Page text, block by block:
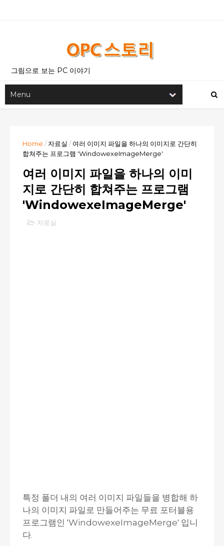
그림으로 보는 PC 이야기
Home /자료실 / 여러 이미지 파일을 하나의 이미지로 간단히
합쳐주는 프로그램 'WindowexeImageMerge'
여러 이미지 파일을 하나의 이미
지로 간단히 합쳐주는 프로그램
'WindowexeImageMerge'
자료실
특정 폴더 내의 여러 이미지 파일들을 병합해 하
나의 이미지 파일로 만들어주는 무료 포터블용
프로그램인 'WindowexeImageMerge' 입니
다.